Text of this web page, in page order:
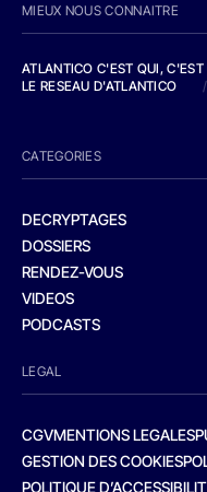
MIEUX NOUS CONNAITRE
ATLANTICO C'EST QUI, C'EST
LE RESEAU D'ATLANTICO
/
CATEGORIES
DECRYPTAGES
DOSSIERS
RENDEZ-VOUS
VIDEOS
PODCASTS
LEGAL
CGVMENTIONS LEGALES
GESTION DES COOKIES
POLITIQUE